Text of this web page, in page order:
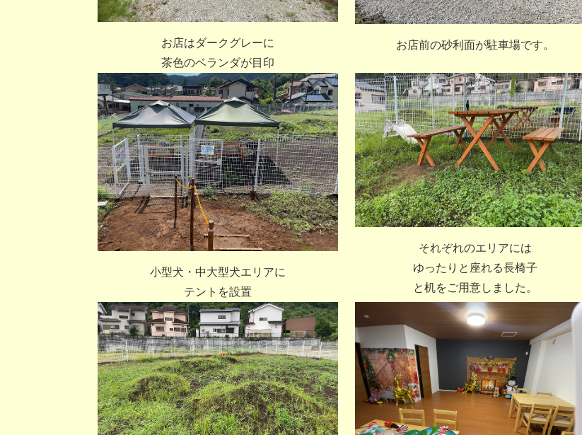
お店はダークグレーに
茶色のベランダが目印
お店前の砂利面が駐車場です。
小型犬・中大型犬エリアに
テントを設置
それぞれのエリアには
ゆったりと座れる長椅子
と机をご用意しました。